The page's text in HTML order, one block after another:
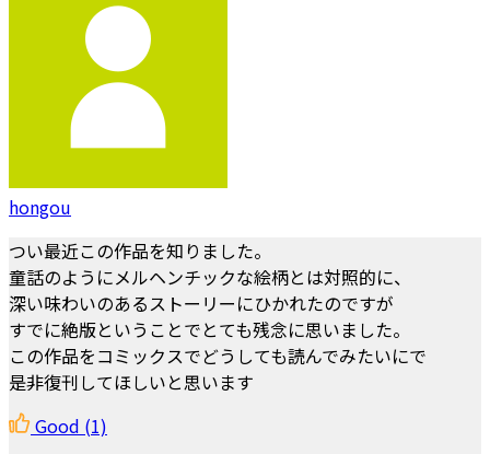
hongou
つい最近この作品を知りました。
童話のようにメルヘンチックな絵柄とは対照的に、
深い味わいのあるストーリーにひかれたのですが
すでに絶版ということでとても残念に思いました。
この作品をコミックスでどうしても読んでみたいにで
是非復刊してほしいと思います
Good (1)